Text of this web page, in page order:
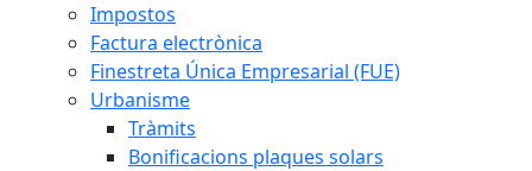
Impostos
Factura electrònica
Finestreta Única Empresarial (FUE)
Urbanisme
Tràmits
Bonificacions plaques solars